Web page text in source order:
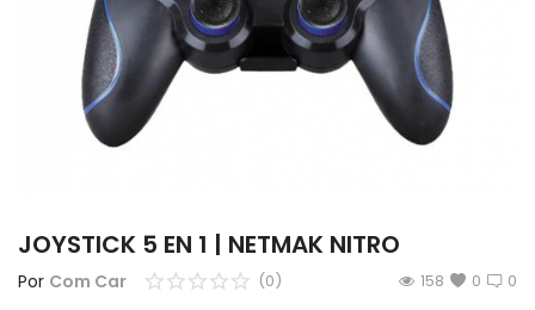
COMPUTACIÓN
ILUMINACIÓN
SOPORTES
INFANTIL
JOYSTICK 5 EN 1 | NETMAK NITRO
Por Com Car 0
(0) 0
158